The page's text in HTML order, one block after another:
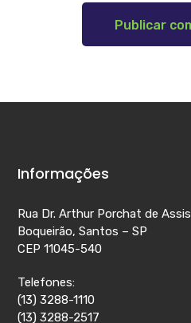
Informações
Rua Dr. Arthur Porchat de
Boqueirão, Santos – SP
CEP 11045-540
Telefones:
(13) 3288-1110
(13) 3288-2517